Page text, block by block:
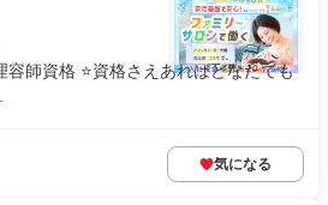
容師資格 ⭐️資格さえあればどなたでも
気になる